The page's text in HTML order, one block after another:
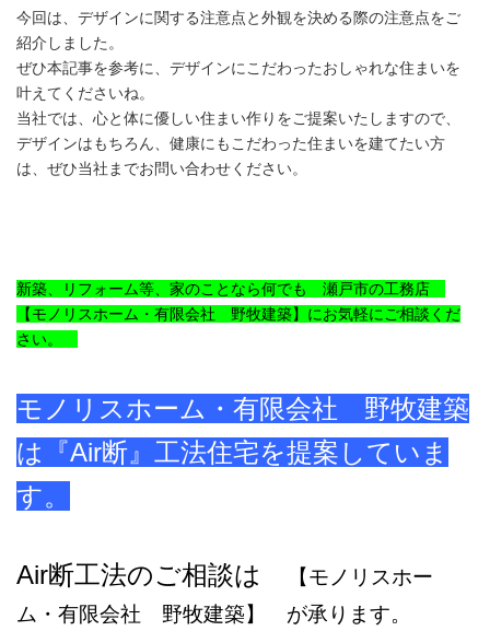
今回は、デザインに関する注意点と外観を決める際の注意点をご
紹介しました。
ぜひ本記事を参考に、デザインにこだわったおしゃれな住まいを
叶えてくださいね。
当社では、心と体に優しい住まい作りをご提案いたしますので、
デザインはもちろん、健康にもこだわった住まいを建てたい方
は、ぜひ当社までお問い合わせください。
新築、リフォーム等、家のことなら何でも 瀬戸市の工務店
【モノリスホーム・有限会社 野牧建築】にお気軽にご相談くだ
さい。
モノリスホーム・有限会社 野牧建築
は『Air断』工法住宅を提案していま
す。
Air断工法のご相談は
【モノリスホー
ム・有限会社 野牧建築】 が承ります。